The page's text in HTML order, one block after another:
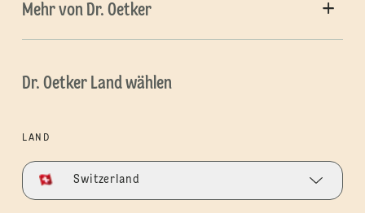
Mehr von Dr. Oetker
Dr. Oetker Land wählen
LAND
Switzerland